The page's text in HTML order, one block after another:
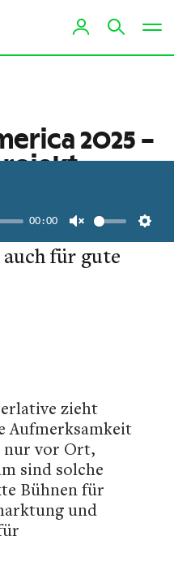
00:00
Unmute
2025 –
als nur ein
wie Kurt
für gute
zieht
Aufmerksamkeit
nur vor Ort,
sind solche
Bühnen für
und